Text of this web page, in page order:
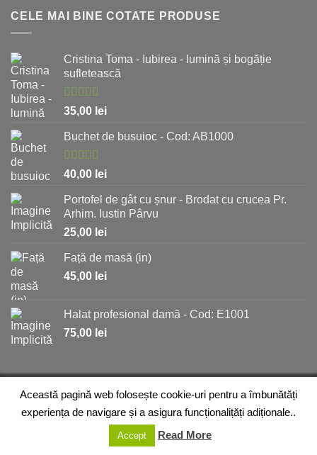
CELE MAI BINE COTATE PRODUSE
Cristina Toma - Iubirea - lumină și bogăție
sufletească
Evaluat la
5.00
din 5
35,00 lei
Buchet de busuioc - Cod: AB1000
Evaluat la
5.00
din 5
40,00 lei
Portofel de gât cu șnur - Brodat cu crucea Pr.
Arhim. Iustin Pârvu
25,00 lei
Față de masă (in)
45,00 lei
Halat profesional damă - Cod: E1001
75,00 lei
DESPRE NOI MAGAZIN ARTICOLE
REȚETE
ÎNTREBĂRI FRECVENTE
DORINȚE CONTACT
Copyright 2026 ©Fundaţiei Împreună pentru Solidaritate
Socială
Această pagină web folosește cookie-uri pentru a îmbunătăți
experiența de navigare și a asigura funcționalițăți adiționale..
Accept Read More